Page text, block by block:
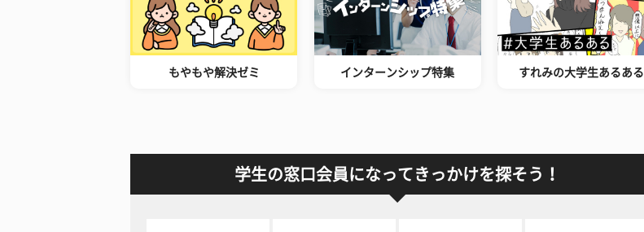
もやもや解決ゼミ インターンシップ特集 すれみの大学生あるある
学生の窓口会員になってきっかけを探そう！